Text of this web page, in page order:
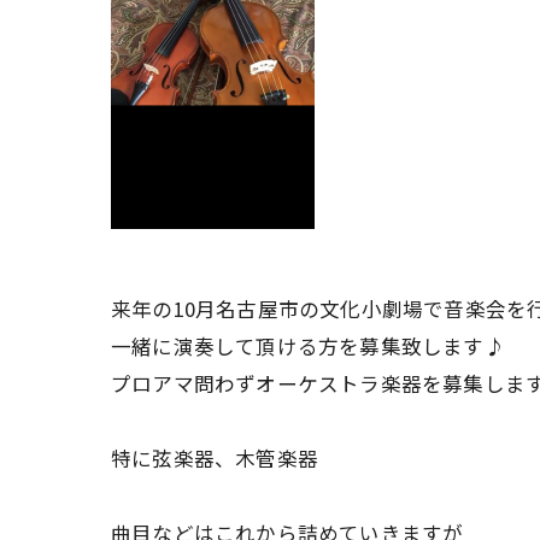
来年の10月名古屋市の文化小劇場で音楽会を
一緒に演奏して頂ける方を募集致します♪
プロアマ問わずオーケストラ楽器を募集しま
特に弦楽器、木管楽器
曲目などはこれから詰めていきますが